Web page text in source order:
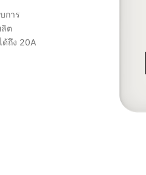
การ
ต
ถึง 20A